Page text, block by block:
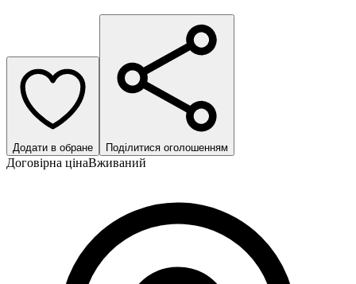
Додати в обране Поділитися оголошенням
Договірна цінаВживаний